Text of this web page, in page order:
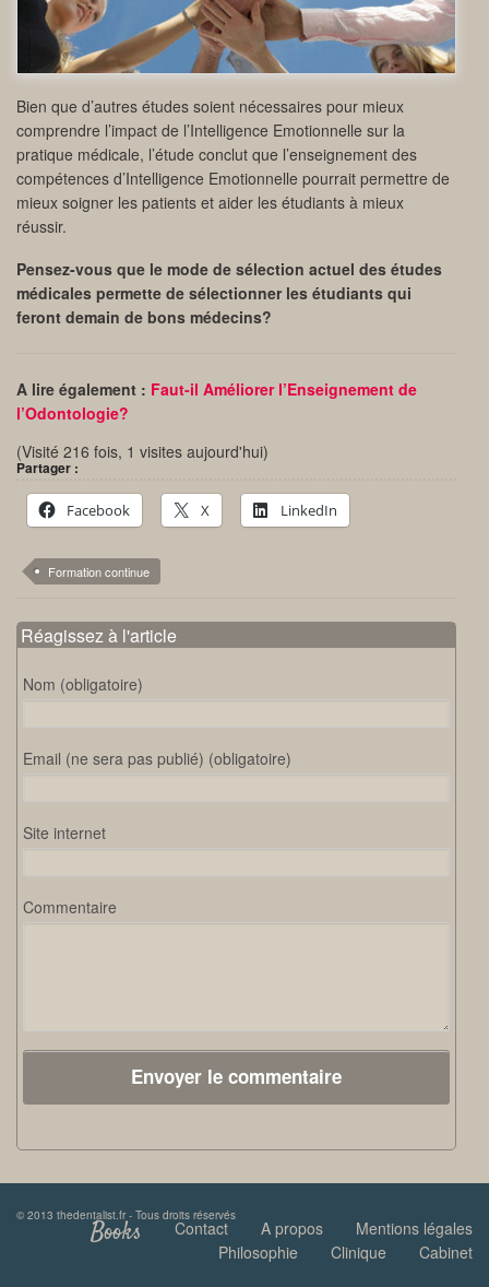
Bien que d’autres études soient nécessaires pour mieux
comprendre l’impact de l’Intelligence Emotionnelle sur la
pratique médicale, l’étude conclut que l’enseignement des
compétences d’Intelligence Emotionnelle pourrait permettre de
mieux soigner les patients et aider les étudiants à mieux
réussir.
Pensez-vous que le mode de sélection actuel des études
médicales permette de sélectionner les étudiants qui
feront demain de bons médecins?
A lire également : Faut-il Améliorer l’Enseignement de
l’Odontologie?
(Visité 216 fois, 1 visites aujourd'hui)
Partager :
Facebook X LinkedIn
Formation continue
Réagissez à l'article
Nom (obligatoire)
Email (ne sera pas publié) (obligatoire)
Site internet
Commentaire
© 2013 thedentalist.fr - Tous droits réservés
Mentions légales
A propos
Contact
Books
Cabinet
Clinique
Philosophie